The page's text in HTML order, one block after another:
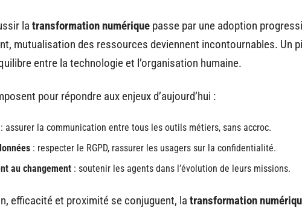
la transformation numérique passe par une adoption
mutualisation des ressources deviennent incontournables. Un
entre la technologie et l’organisation humaine.
pour répondre aux enjeux d’aujourd’hui :
: assurer la communication entre tous les outils métiers, sans accroc.
: respecter le RGPD, rassurer les usagers sur la confidentialité.
au changement : soutenir les agents dans l’évolution de leurs missions.
efficacité et proximité se conjuguent, la transformation